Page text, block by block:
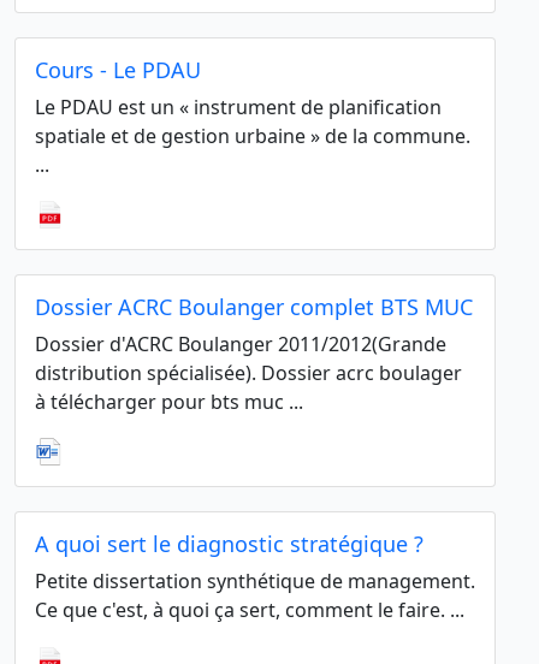
Cours - Le PDAU
Le PDAU est un « instrument de planification
spatiale et de gestion urbaine » de la commune.
...
Dossier ACRC Boulanger complet BTS MUC
Dossier d'ACRC Boulanger 2011/2012(Grande
distribution spécialisée). Dossier acrc boulager
à télécharger pour bts muc ...
A quoi sert le diagnostic stratégique ?
Petite dissertation synthétique de management.
Ce que c'est, à quoi ça sert, comment le faire. ...